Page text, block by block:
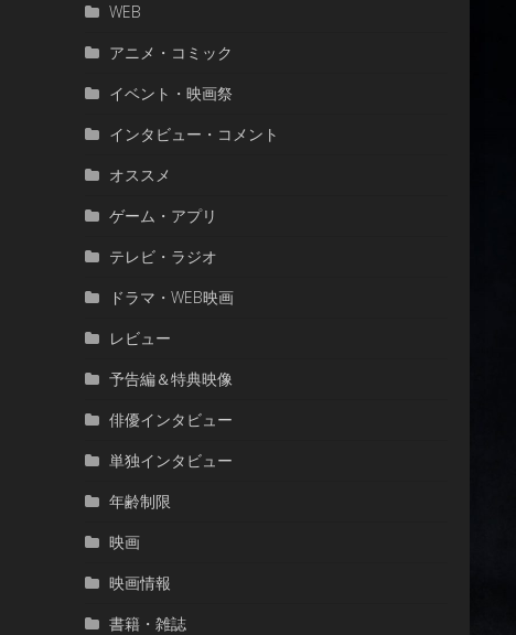
WEB
アニメ・コミック
イベント・映画祭
インタビュー・コメント
オススメ
ゲーム・アプリ
テレビ・ラジオ
ドラマ・WEB映画
レビュー
予告編＆特典映像
俳優インタビュー
単独インタビュー
年齢制限
映画
映画情報
書籍・雑誌